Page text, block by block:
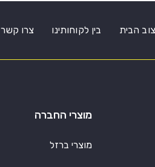
הבית בין לקוחותינו צרו קשר
מוצרי החברה
מוצרי ברזל